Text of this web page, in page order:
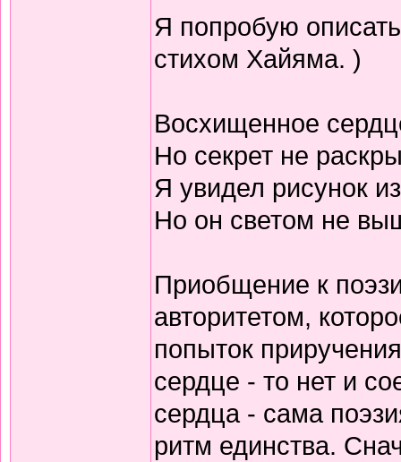
Я попробую
стихом Хайяма. )
Восхищенное
Но секрет не
Я увидел рисунок
Но он светом не
Приобщение к
авторитетом,
попыток
сердце - то нет и
сердца - сама
ритм единства.